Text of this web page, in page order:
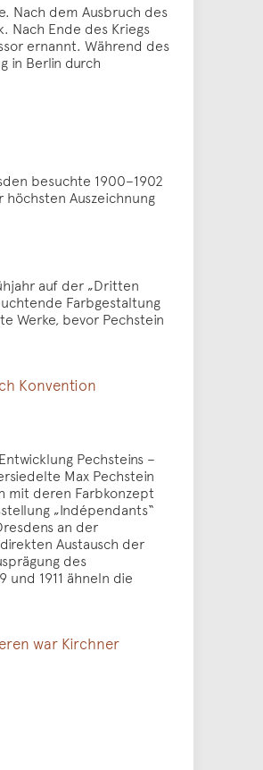
Nach dem Ausbruch des
Nach Ende des Kriegs
ernannt. Während des
in Berlin durch
besuchte 1900–1902
Auszeichnung
auf der „Dritten
Farbgestaltung
Werke, bevor Pechstein
Konvention
Pechsteins –
Max Pechstein
mit deren Farbkonzept
„Indépendants“
an der
Austausch der
des
1911 ähneln die
war Kirchner